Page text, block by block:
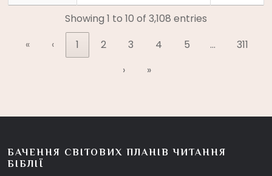
Showing 1 to 10 of 3,108 entries
«
‹ 1 2 3 4 5 …
311
›
»
БАЧЕННЯ СВІТОВИХ ПЛАНІВ ЧИТАННЯ
БІБЛІЇ